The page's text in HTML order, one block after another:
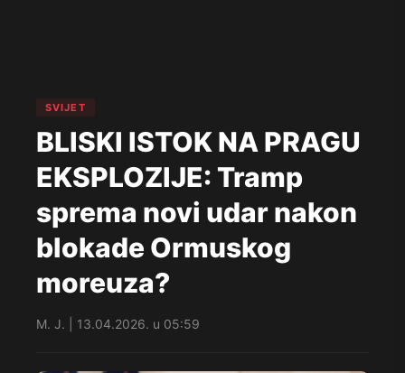
SVIJET
BLISKI ISTOK NA PRAGU
EKSPLOZIJE: Tramp
sprema novi udar nakon
blokade Ormuskog
moreuza?
M. J. | 13.04.2026. u 05:59